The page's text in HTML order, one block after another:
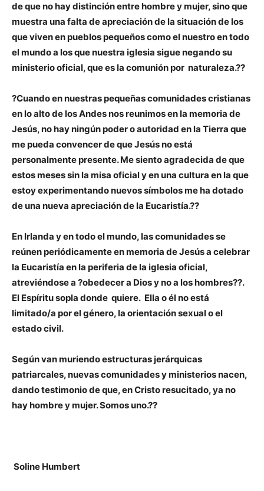
de que no hay distinción entre hombre y mujer, sino que
muestra una falta de apreciación de la situación de los
que viven en pueblos pequeños como el nuestro en todo
el mundo a los que nuestra iglesia sigue negando su
ministerio oficial, que es la comunión por naturaleza.??
?Cuando en nuestras pequeñas comunidades cristianas
en lo alto de los Andes nos reunimos en la memoria de
Jesús, no hay ningún poder o autoridad en la Tierra que
me pueda convencer de que Jesús no está
personalmente presente. Me siento agradecida de que
estos meses sin la misa oficial y en una cultura en la que
estoy experimentando nuevos símbolos me ha dotado
de una nueva apreciación de la Eucaristía.??
En Irlanda y en todo el mundo, las comunidades se
reúnen periódicamente en memoria de Jesús a celebrar
la Eucaristía en la periferia de la iglesia oficial,
atreviéndose a ?obedecer a Dios y no a los hombres??.
El Espíritu sopla donde quiere. Ella o él no está
limitado/a por el género, la orientación sexual o el
estado civil.
Según van muriendo estructuras jerárquicas
patriarcales, nuevas comunidades y ministerios nacen,
dando testimonio de que, en Cristo resucitado, ya no
hay hombre y mujer. Somos uno.??
Soline Humbert